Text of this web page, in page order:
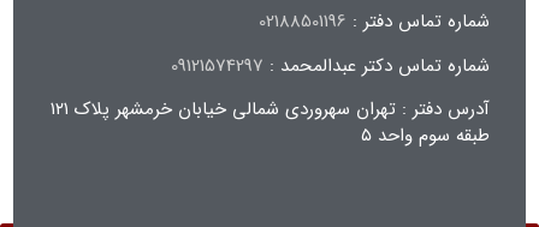
شماره تماس دفتر : 02188501196
شماره تماس دکتر عبدالمحمد : 09121574297
آدرس دفتر : تهران سهروردی شمالی خیابان خرمشهر پلاک ۱۲۱
طبقه سوم واحد ۵